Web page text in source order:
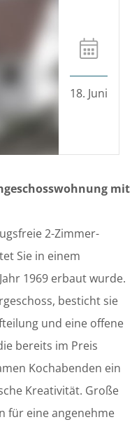
18. Juni
mit
2-Zimmer-
Sie in einem
1969 erbaut wurde.
besticht sie
und eine offene
bereits im Preis
Kochabenden ein
Kreativität. Große
für eine angenehme